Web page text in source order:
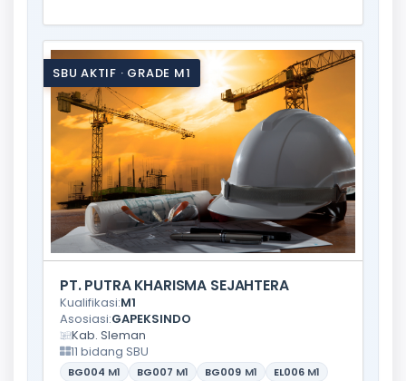
SBU AKTIF · GRADE M1
PT. PUTRA KHARISMA SEJAHTERA
Kualifikasi:M1
Asosiasi:GAPEKSINDO
Kab. Sleman
11 bidang SBU
BG004 M1 BG007 M1 BG009 M1 EL006 M1